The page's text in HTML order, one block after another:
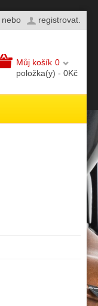
nebo registrovat
Můj košík 0
položka(y) - 0Kč